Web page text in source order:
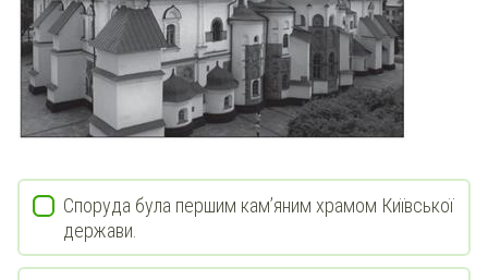
Споруда була першим кам’яним храмом Київської
держави.